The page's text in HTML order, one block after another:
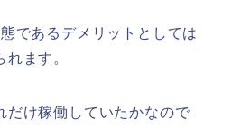
であるデメリットとしては
ます。
だけ稼働していたかなので